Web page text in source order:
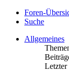
Foren-
Suche
Allgemeines
Letzter